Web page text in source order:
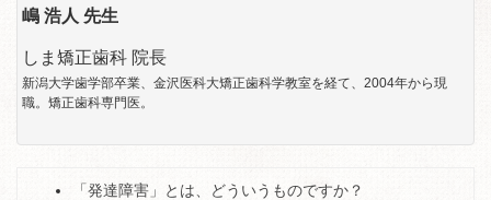
嶋 浩人 先生
しま矯正歯科 院長
新潟大学歯学部卒業、金沢医科大矯正歯科学教室を経て、2004年から現
職。矯正歯科専門医。
「発達障害」とは、どういうものですか？